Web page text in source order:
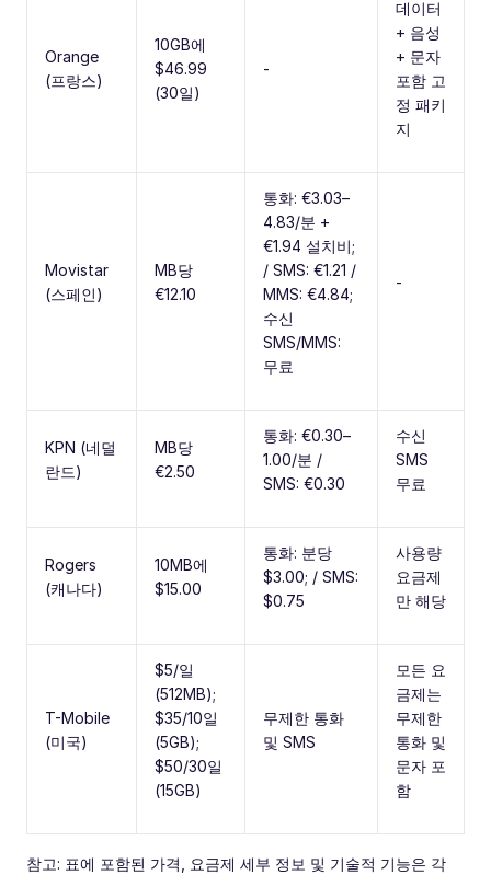
Orange
(프랑스)
10GB에
$46.99
(30일)
-
데이터
+ 음성
+ 문자
포함 고
정 패키
지
Movistar
(스페인)
MB당
€12.10
통화: €3.03–
4.83/분 +
€1.94 설치비;
/ SMS: €1.21 /
MMS: €4.84;
수신
SMS/MMS:
무료
-
KPN (네덜
란드)
MB당
€2.50
통화: €0.30–
1.00/분 /
SMS: €0.30
수신
SMS
무료
Rogers
(캐나다)
10MB에
$15.00
통화: 분당
$3.00; / SMS:
$0.75
사용량
요금제
만 해당
T-Mobile
(미국)
$5/일
(512MB);
$35/10일
(5GB);
$50/30일
(15GB)
무제한 통화
및 SMS
모든 요
금제는
무제한
통화 및
문자 포
함
참고: 표에 포함된 가격, 요금제 세부 정보 및 기술적 기능은 각